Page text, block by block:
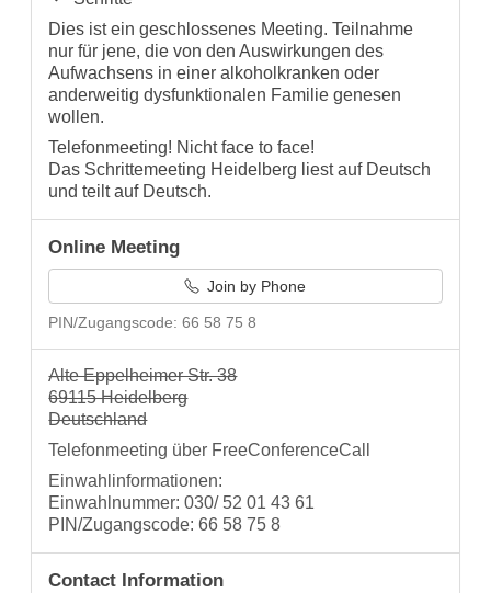
Dies ist ein geschlossenes Meeting. Teilnahme
nur für jene, die von den Auswirkungen des
Aufwachsens in einer alkoholkranken oder
anderweitig dysfunktionalen Familie genesen
wollen.
Telefonmeeting! Nicht face to face!
Das Schrittemeeting Heidelberg liest auf Deutsch
und teilt auf Deutsch.
Online Meeting
Join by Phone
PIN/Zugangscode: 66 58 75 8
Alte Eppelheimer Str. 38
69115 Heidelberg
Deutschland
Telefonmeeting über FreeConferenceCall
Einwahlinformationen:
Einwahlnummer: 030/ 52 01 43 61
PIN/Zugangscode: 66 58 75 8
Contact Information